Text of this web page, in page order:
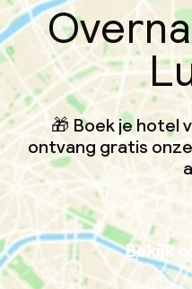
🎁 Boek je hotel
ontvang gratis
Bekijk